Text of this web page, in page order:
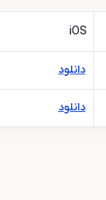
iOS
دانلود
دانلود